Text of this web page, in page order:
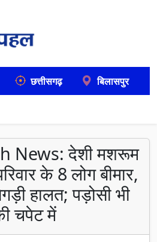
छत्तीसगढ़ बिलासपुर
News: देशी मशरूम
के 8 लोग बीमार,
हालत; पड़ोसी भी
चपेट में